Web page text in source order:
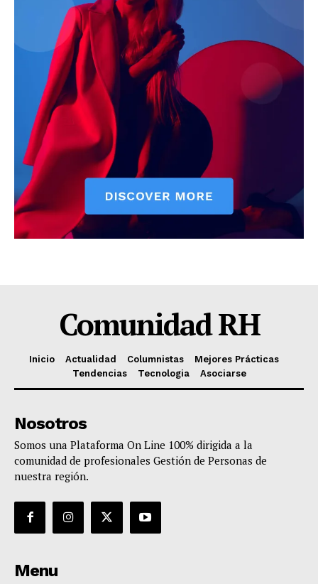
Comunidad RH
Inicio Actualidad Columnistas
Mejores Prácticas
Tendencias
Tecnologia Asociarse
Nosotros
Somos una Plataforma On Line 100% dirigida a la
comunidad de profesionales Gestión de Personas de
nuestra región.
Menu